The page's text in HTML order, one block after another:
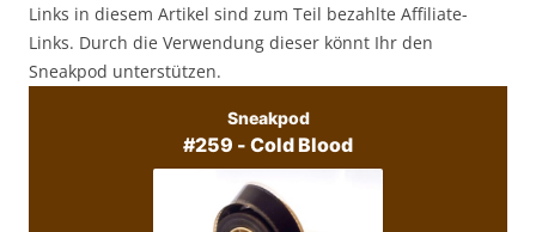
Links in diesem Artikel sind zum Teil bezahlte Affiliate-
Links. Durch die Verwendung dieser könnt Ihr den
Sneakpod unterstützen.